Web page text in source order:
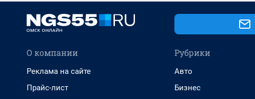
О компании
Реклама на сайте
Прайс-лист
Рубрики
Авто
Бизнес